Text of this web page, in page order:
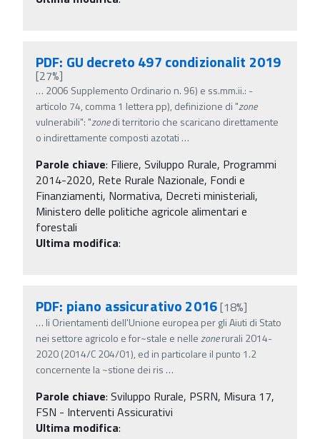
PDF: GU decreto 497 condizionalit 2019
[27%]
… 2006 Supplemento Ordinario n. 96) e ss.mm.ii.: -
articolo 74, comma 1 lettera pp), definizione di "zone
vulnerabili": "zonedi territorio che scaricano direttamente
o indirettamente composti azotati …
Parole chiave: Filiere, Sviluppo Rurale, Programmi
2014-2020, Rete Rurale Nazionale, Fondi e
Finanziamenti, Normativa, Decreti ministeriali,
Ministero delle politiche agricole alimentari e
forestali
Ultima modifica:
PDF: piano assicurativo 2016[18%]
… li Orientamenti dell'Unione europea per gli Aiuti di Stato
nei settore agricolo e for~stale e nellezonerurali 2014-
2020 (2014/C 204/01), ed in particolare il punto 1.2
concernente la ~stione dei ris …
Parole chiave: Sviluppo Rurale, PSRN, Misura 17,
FSN - Interventi Assicurativi
Ultima modifica: